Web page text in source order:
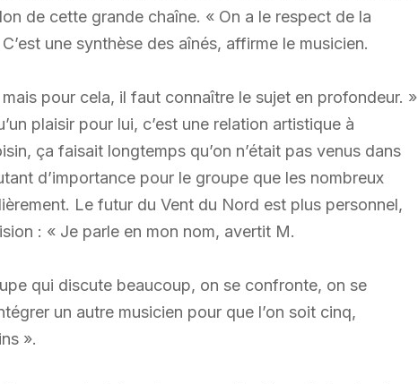
de cette grande chaîne. « On a le respect de la
une synthèse des aînés, affirme le musicien.
pour cela, il faut connaître le sujet en profondeur. »
plaisir pour lui, c’est une relation artistique à
ça faisait longtemps qu’on n’était pas venus dans
d’importance pour le groupe que les nombreux
Le futur du Vent du Nord est plus personnel,
: « Je parle en mon nom, avertit M.
qui discute beaucoup, on se confronte, on se
un autre musicien pour que l’on soit cinq,
».